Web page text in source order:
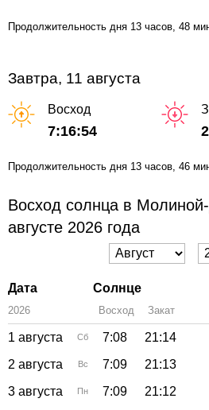
Продолжительность дня 13 часов , 48
Завтра, 11 августа
Восход
7:16:54
Продолжительность дня 13 часов, 46
Восход солнца в
августе 2026 года
Дата Солнце
2026 Восход Закат
1 августа Сб 7:08 21:14
2 августа
Вс 7:09 21:13
3 августа
Пн 7:09 21:12